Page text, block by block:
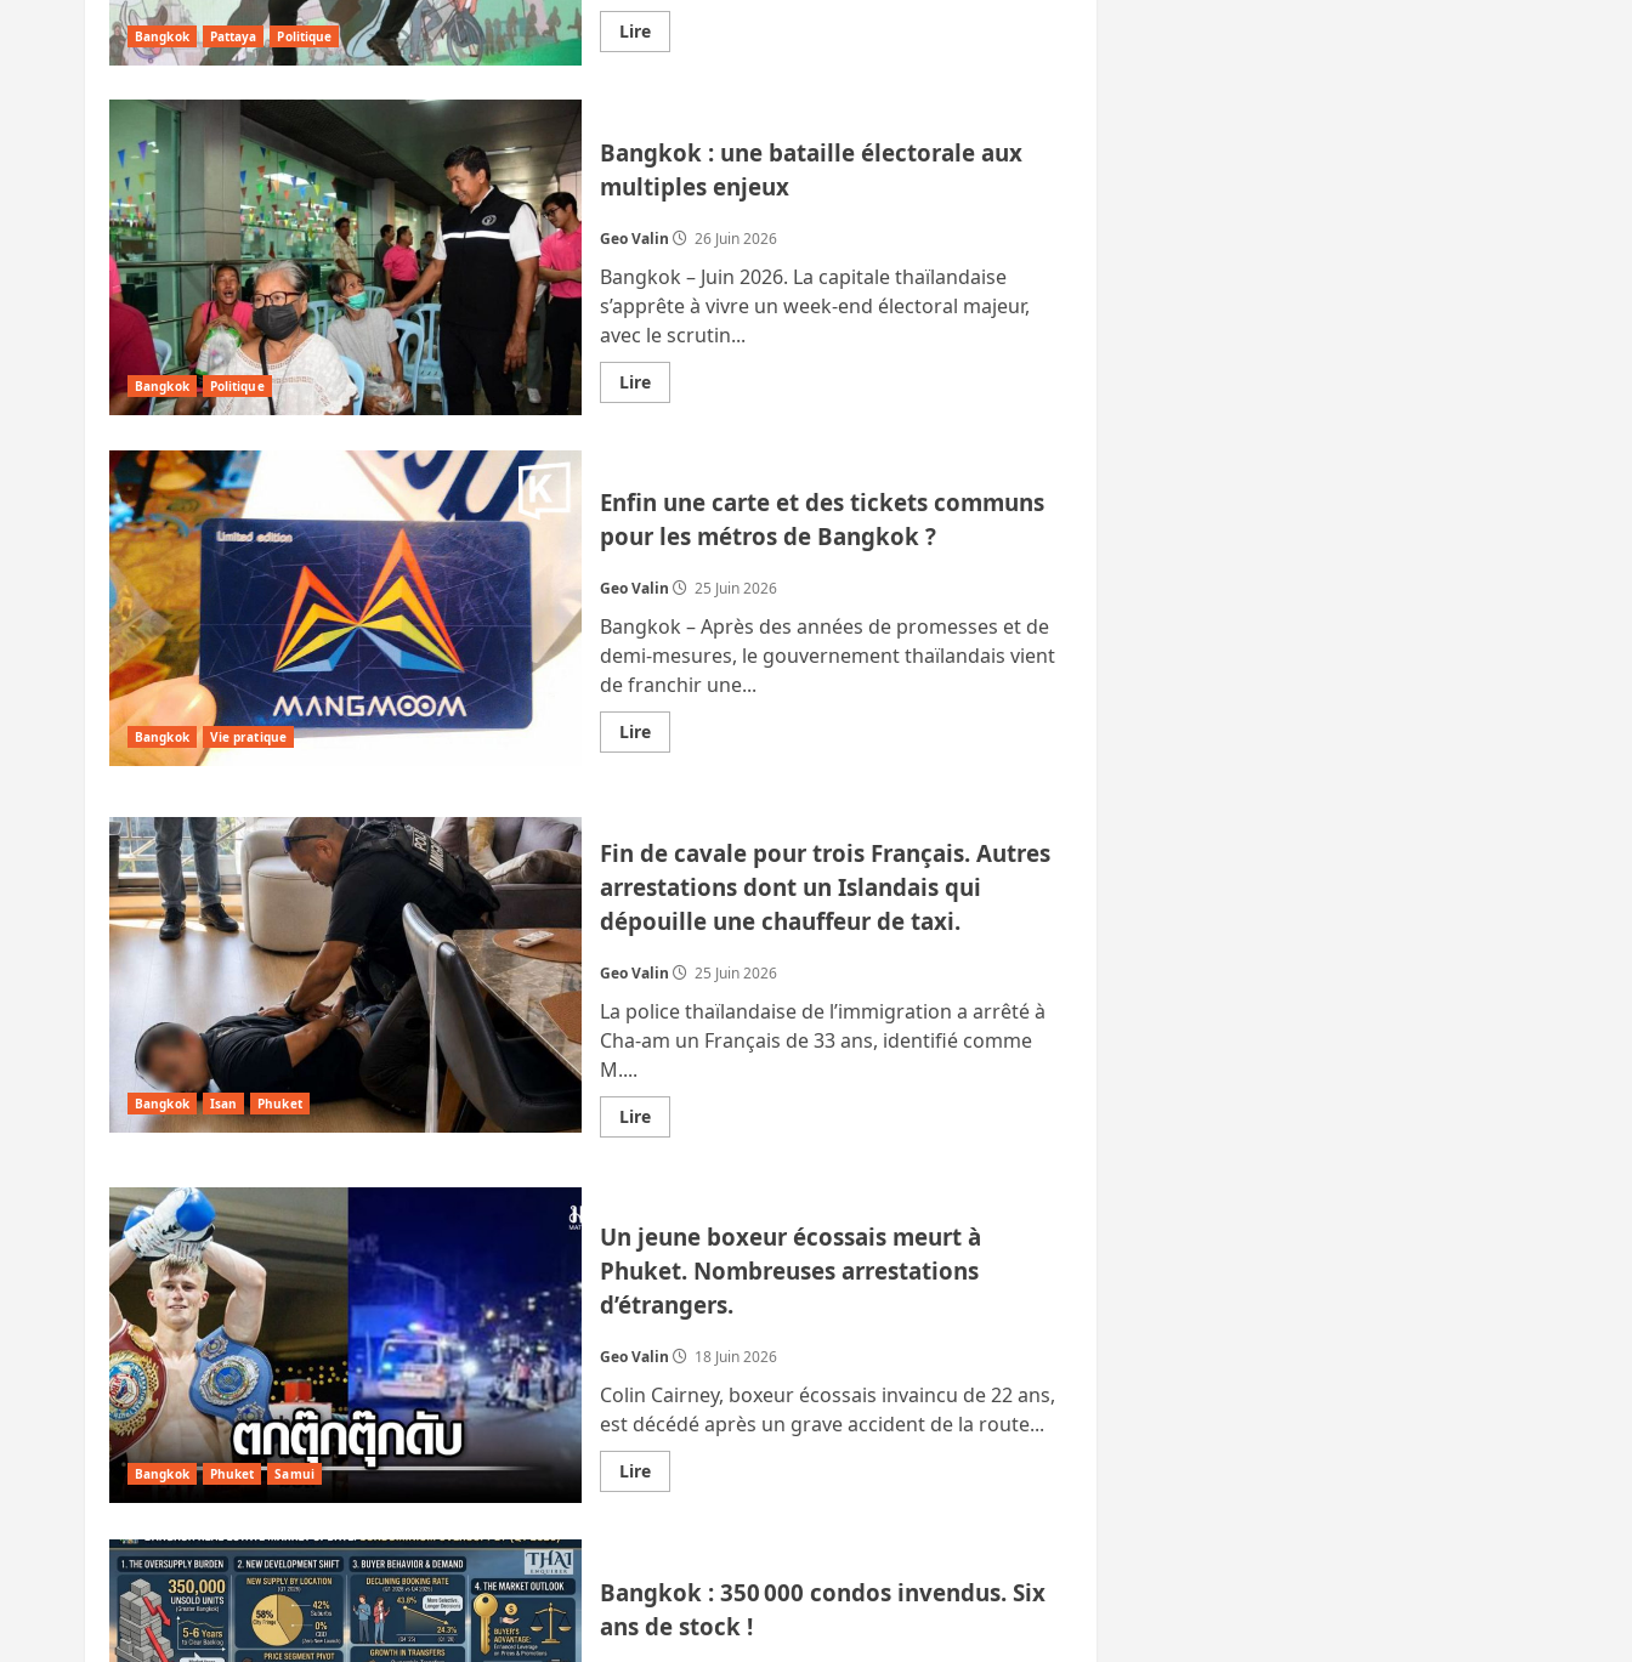
Bangkok Pattaya Politique LireEn
savoir
:
les
sortants
confortés
les
urnes
Bangkok Politique
Bangkok : une bataille électorale aux
multiples enjeux
Geo Valin 26 Juin 2026
Bangkok – Juin 2026. La capitale thaïlandaise
s’apprête à vivre un week‑end électoral majeur,
avec le scrutin...
LireEn
savoir
bataille
électorale
aux
multiples
Bangkok Vie pratique
Enfin une carte et des tickets communs
pour les métros de Bangkok ?
Geo Valin 25 Juin 2026
Bangkok – Après des années de promesses et de
demi‑mesures, le gouvernement thaïlandais vient
de franchir une...
LireEn
savoir
et
des
tickets
communs
pour
les
de
Bangkok
?
Bangkok Isan Phuket
Fin de cavale pour trois Français. Autres
arrestations dont un Islandais qui
dépouille une chauffeur de taxi.
Geo Valin 25 Juin 2026
La police thaïlandaise de l’immigration a arrêté à
Cha‑am un Français de 33 ans, identifié comme
M....
LireEn
savoir
pour
trois
Français.
Autres
arrestations
dont
Islandais
qui
dépouille
une
chauffeur
de
taxi.
Bangkok Phuket Samui
Un jeune boxeur écossais meurt à
Phuket. Nombreuses arrestations
d’étrangers.
Geo Valin 18 Juin 2026
Colin Cairney, boxeur écossais invaincu de 22 ans,
est décédé après un grave accident de la route...
LireEn
savoir
écossais
meurt
à
Phuket.
Bangkok : 350 000 condos invendus. Six
ans de stock !